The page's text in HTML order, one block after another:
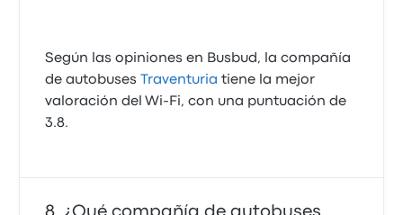
Según las opiniones en Busbud, la compañía
de autobuses
Traventuria tiene la mejor
valoración del Wi-Fi, con una puntuación de
3.8.
¿Qué compañía de autobuses